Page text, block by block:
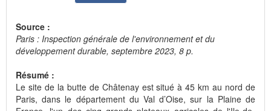
Source :
Paris : Inspection générale de l'environnement et du
développement durable, septembre 2023, 8 p.
Résumé :
Le site de la butte de Châtenay est situé à 45 km au nord de
Paris, dans le département du Val d’Oise, sur la Plaine de